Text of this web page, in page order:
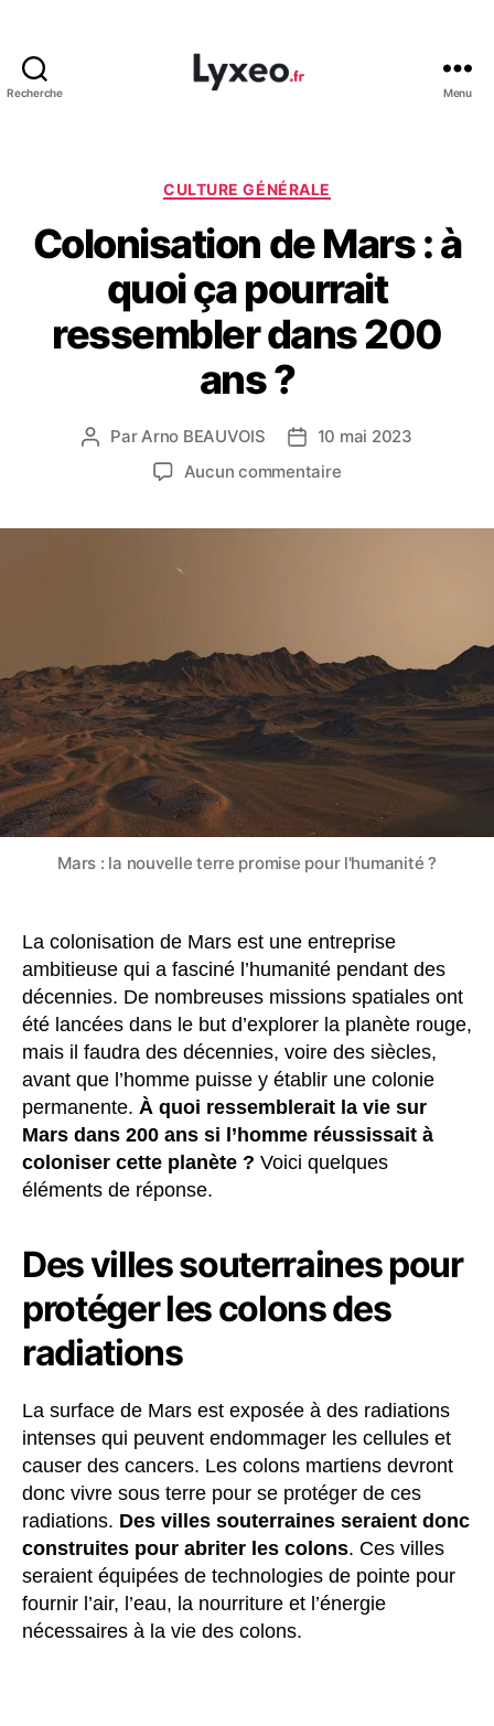
Recherche Menu
Catégories
CULTURE GÉNÉRALE
Colonisation de Mars : à
quoi ça pourrait
ressembler dans 200
ans ?
Auteur
ParArno BEAUVOIS
Date
de
10 mai 2023
Aucun commentairesur
pourrait
ressembler
dans
200
Mars : la nouvelle terre promise pour l'humanité ?
La colonisation de Mars est une entreprise
ambitieuse qui a fasciné l’humanité pendant des
décennies. De nombreuses missions spatiales ont
été lancées dans le but d’explorer la planète rouge,
mais il faudra des décennies, voire des siècles,
avant que l’homme puisse y établir une colonie
permanente. À quoi ressemblerait la vie sur
Mars dans 200 ans si l’homme réussissait à
coloniser cette planète ? Voici quelques
éléments de réponse.
Des villes souterraines pour
protéger les colons des
radiations
La surface de Mars est exposée à des radiations
intenses qui peuvent endommager les cellules et
causer des cancers. Les colons martiens devront
donc vivre sous terre pour se protéger de ces
radiations. Des villes souterraines seraient donc
construites pour abriter les colons. Ces villes
seraient équipées de technologies de pointe pour
fournir l’air, l’eau, la nourriture et l’énergie
nécessaires à la vie des colons.